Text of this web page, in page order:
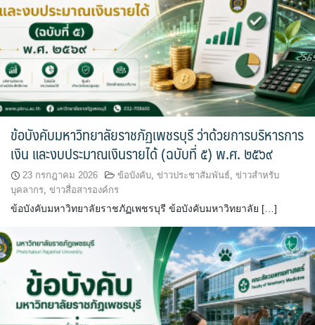
ข้อบังคับมหาวิทยาลัยราชภัฏเพชรบุรี ว่าด้วยการบริหารการ
เงิน และงบประมาณเงินรายได้ (ฉบับที่ ๕) พ.ศ. ๒๕๖๙
23 กรกฎาคม 2026 ข้อบังคับ, ข่าวประชาสัมพันธ์, ข่าวสำหรับ
บุคลากร, ข่าวสื่อสารองค์กร
ข้อบังคับมหาวิทยาลัยราชภัฏเพชรบุรี ข้อบังคับมหาวิทยาลัย […]